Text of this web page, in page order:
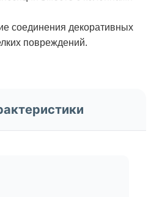
соединения декоративных
повреждений.